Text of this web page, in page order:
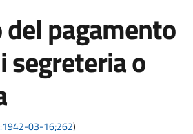
pagamento
o
03-16;262)